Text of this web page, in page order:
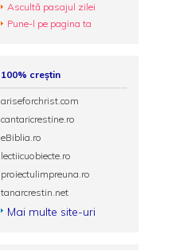
Ascultă pasajul zilei
Pune-l pe pagina ta
100% creștin
ariseforchrist.com
cantaricrestine.ro
eBiblia.ro
lectiicuobiecte.ro
proiectulimpreuna.ro
tanarcrestin.net
Mai multe site-uri